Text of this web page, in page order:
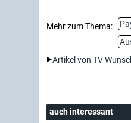
Mehr zum Thema:
Artikel von TV
auch interessant